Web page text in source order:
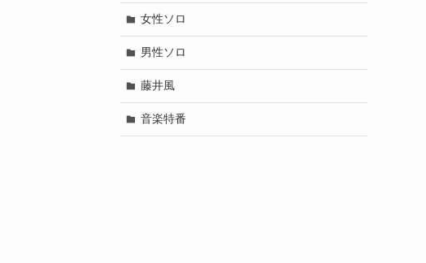
女性ソロ
男性ソロ
藤井風
音楽特番